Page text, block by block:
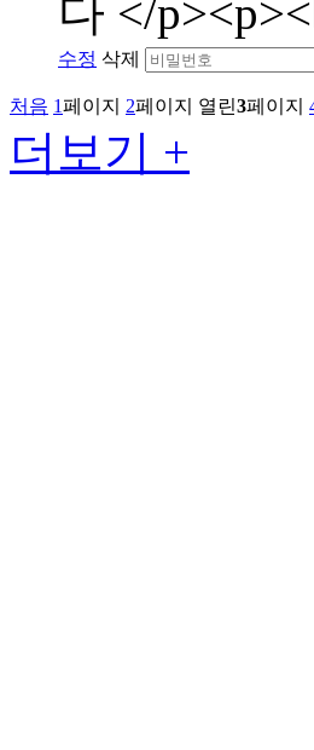
다 </
수정 삭제
처음 1페이지 2페이지 열린3페이지
더보기 +